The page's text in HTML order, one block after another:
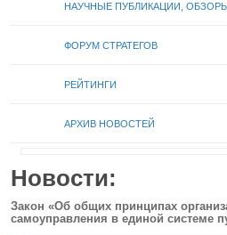
НАУЧНЫЕ ПУБЛИКАЦИИ,
ФОРУМ СТРАТЕГОВ
РЕЙТИНГИ
АРХИВ НОВОСТЕЙ
Новости:
Закон «Об общих принципах
самоуправления в единой системе